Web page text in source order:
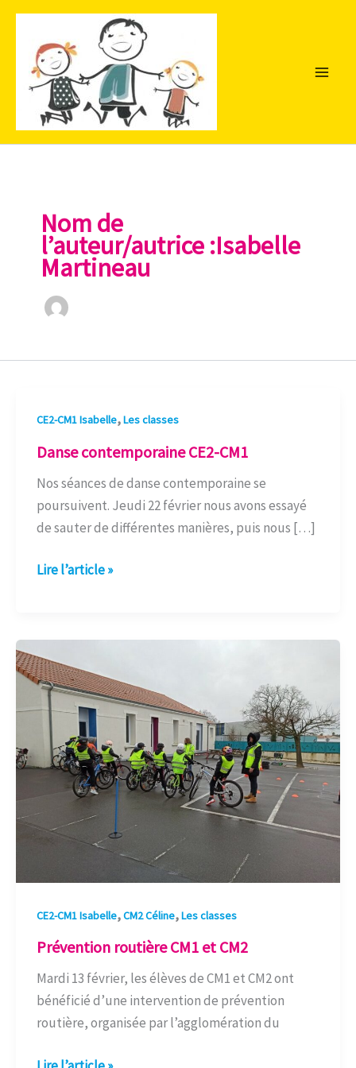
Aller
contenu
Nom de
l’auteur/autrice :Isabelle
Martineau
CE2-CM1 Isabelle,Les classes
Danse contemporaine CE2-CM1
Nos séances de danse contemporaine se
poursuivent. Jeudi 22 février nous avons essayé
de sauter de différentes manières, puis nous […]
Danse
CE2-
CM1
Lire l’article »
CE2-CM1 Isabelle,CM2 Céline,Les classes
Prévention routière CM1 et CM2
Mardi 13 février, les élèves de CM1 et CM2 ont
bénéficié d’une intervention de prévention
routière, organisée par l’agglomération du
routière
CM1
et
CM2